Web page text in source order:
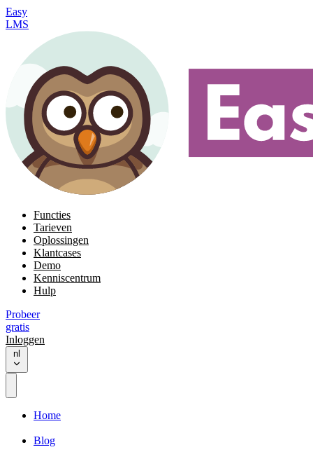
Easy
LMS
Functies
Tarieven
Oplossingen
Klantcases
Demo
Kenniscentrum
Hulp
Probeer
gratis
Inloggen
nl
Home
Blog